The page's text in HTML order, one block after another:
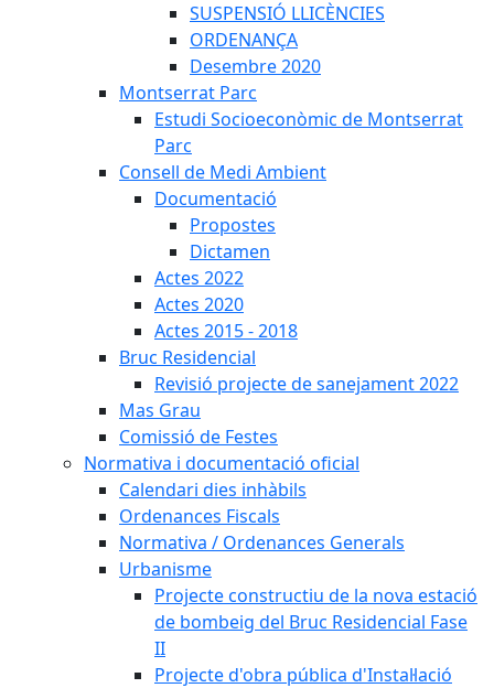
SUSPENSIÓ LLICÈNCIES
ORDENANÇA
Desembre 2020
Montserrat Parc
Estudi Socioeconòmic de Montserrat
Parc
Consell de Medi Ambient
Documentació
Propostes
Dictamen
Actes 2022
Actes 2020
Actes 2015 - 2018
Bruc Residencial
Revisió projecte de sanejament 2022
Mas Grau
Comissió de Festes
Normativa i documentació oficial
Calendari dies inhàbils
Ordenances Fiscals
Normativa / Ordenances Generals
Urbanisme
Projecte constructiu de la nova estació
de bombeig del Bruc Residencial Fase
II
Projecte d'obra pública d'Instal·lació